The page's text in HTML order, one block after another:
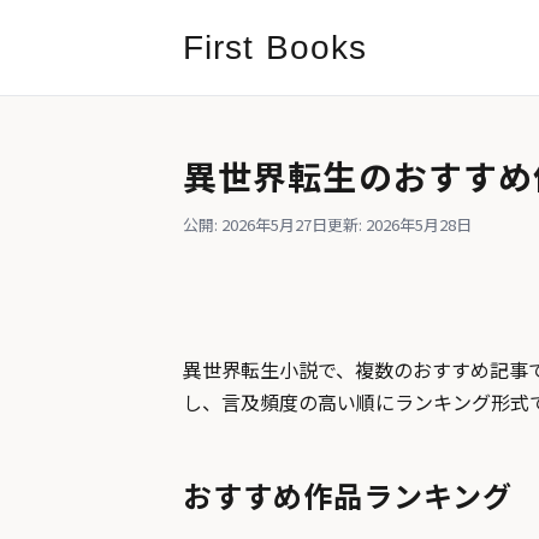
First Books
異世界転生のおすす
公開: 2026年5月27日更新: 2026年5月28日
異世界転生小説で、複数のおすすめ記
し、言及頻度の高い順にランキング形式
おすすめ作品ランキング